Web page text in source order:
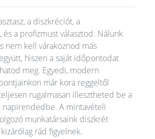
a diszkréciót, a
és a profizmust választod. Nálunk
nem kell várakoznod más
hiszen a saját időpontodat
meg. Egyedi, modern
már kora reggeltől
rugalmasan illesztheted be a
napirendedbe. A mintavételi
munkatársaink diszkrét
rád figyelnek.